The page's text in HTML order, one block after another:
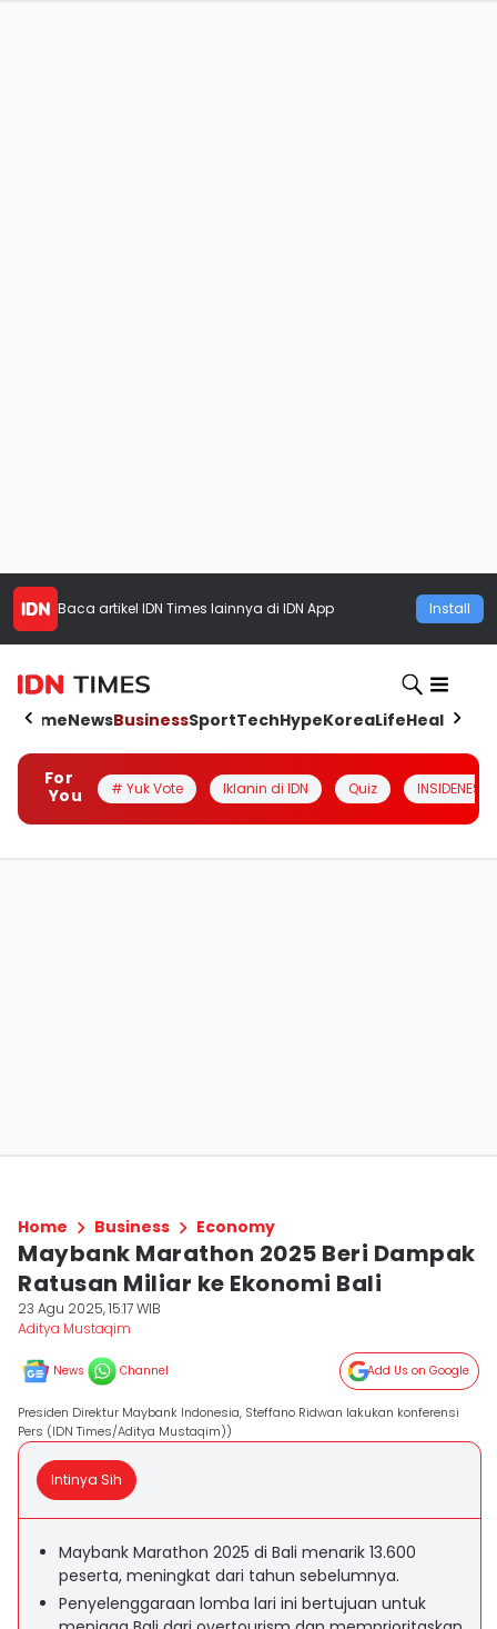
Baca artikel IDN Times lainnya di IDN App Install
HomeNewsBusinessSportTechHypeKoreaLifeHealth
For
You
# Yuk Vote Iklanin di IDN Quiz INSIDENESIA
Home Business Economy
Maybank Marathon 2025 Beri Dampak
Ratusan Miliar ke Ekonomi Bali
23 Agu 2025, 15:17 WIB
Aditya Mustaqim
News Channel Add Us on Google
Presiden Direktur Maybank Indonesia, Steffano Ridwan lakukan konferensi
Pers (IDN Times/Aditya Mustaqim))
Intinya Sih
Maybank Marathon 2025 di Bali menarik 13.600
peserta, meningkat dari tahun sebelumnya.
Penyelenggaraan lomba lari ini bertujuan untuk